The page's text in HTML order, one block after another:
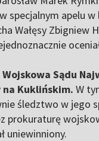
specjalnym apelu w
Wałęsy Zbigniew
Sądu
Kuklińskim. W
śledztwo w jego
prokuraturę
uniewinniony.